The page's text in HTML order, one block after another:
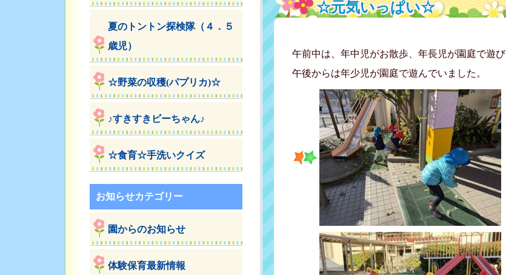
☆元気いっぱい☆
午前中は、年中児がお散歩、年長児が園庭で遊び
午後からは年少児が園庭で遊んでいました。
夏のトントン探検隊（４．５
歳児）
☆野菜の収穫(パプリカ)☆
♪すきすきビーちゃん♪
☆食育☆手洗いクイズ
お知らせカテゴリー
園からのお知らせ
体験保育最新情報